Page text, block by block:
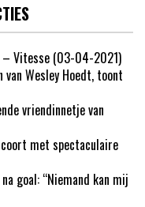
– Vitesse (03-04-2021)
van Wesley Hoedt, toont
vriendinnetje van
met spectaculaire
goal: “Niemand kan mij